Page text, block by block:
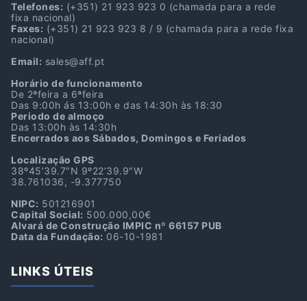
Telefones: (+351) 21 923 923 0 (chamada para a rede
fixa nacional)
Faxes: (+351) 21 923 923 8 / 9 (chamada para a rede fixa
nacional)
Email: sales@aff.pt
Horário de funcionamento
De 2ªfeira a 6ªfeira
Das 9:00h ás 13:00h e das 14:30h às 18:30
Periodo de almoço
Das 13:00h às 14:30h
Encerrados aos Sábados, Domingos e Feriados
Localização GPS
38º45’39.7″N 9º22’39.9″W
38.761036, -9.377750
NIPC: 501216901
Capital Social: 500.000,00€
Alvará de Construção IMPIC nº 66157 PUB
Data da Fundação: 06-10-1981
LINKS ÚTEIS